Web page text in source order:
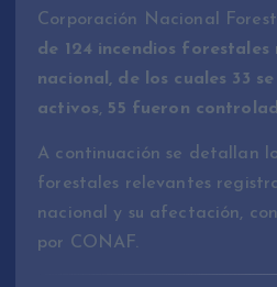
Corporación Nacional
de 124 incendios forestales
nacional, de los cuales 33
activos, 55 fueron
A continuación se detallan
forestales relevantes
nacional y su afectación,
por CONAF.